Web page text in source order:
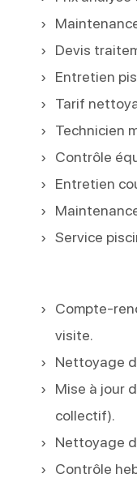
Devis
Entretien
Tarif
Technicien
Contrôle
Entretien
Service
Compte-
visite.
Nettoyage
Mise à jour
collectif).
Nettoyage
Contrôle